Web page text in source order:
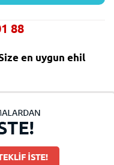
88
en uygun ehil